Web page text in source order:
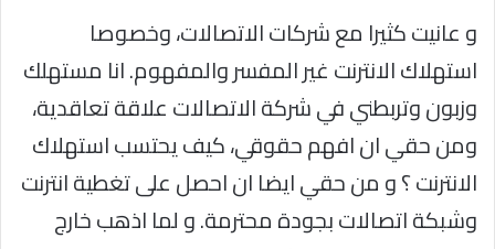
و عانيت كثيرا مع شركات الاتصالات، وخصوصا
استهلاك الانترنت غير المفسر والمفهوم. انا مستهلك
وزبون وتربطني في شركة الاتصالات علاقة تعاقدية،
ومن حقي ان افهم حقوقي، كيف يحتسب استهلاك
الانترنت ؟ و من حقي ايضا ان احصل على تغطية انترنت
وشبكة اتصالات بجودة محترمة. و لما اذهب خارج